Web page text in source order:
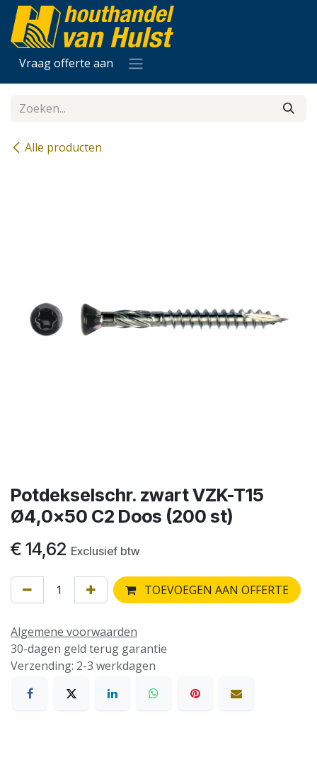
Overslaan naar inhoud
Vraag offerte aan
Alle producten
Potdekselschr. zwart VZK-T15
Ø4,0x50 C2 Doos (200 st)
€ 14,62 Exclusief btw
TOEVOEGEN AAN OFFERTE
Algemene voorwaarden
30-dagen geld terug garantie
Verzending: 2-3 werkdagen